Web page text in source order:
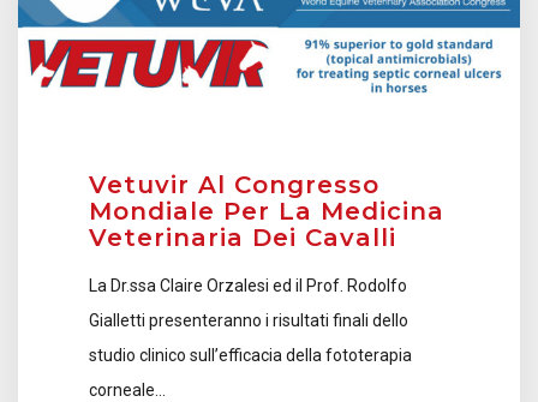
Vetuvir Al Congresso
Mondiale Per La Medicina
Veterinaria Dei Cavalli
La Dr.ssa Claire Orzalesi ed il Prof. Rodolfo
Gialletti presenteranno i risultati finali dello
studio clinico sull’efficacia della fototerapia
corneale…